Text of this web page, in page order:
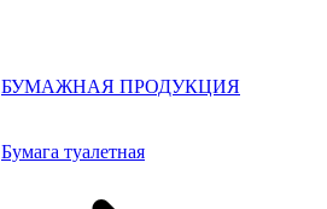
БУМАЖНАЯ ПРОДУКЦИЯ
Бумага туалетная